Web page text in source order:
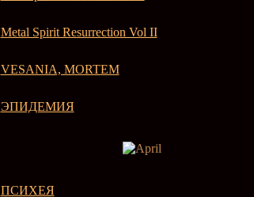
Metal Spirit Resurrection Vol II
VESANIA, MORTEM
ЭПИДЕМИЯ
ПСИХЕЯ